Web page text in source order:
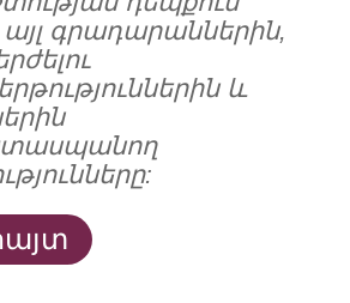
գրադարաններին,
և